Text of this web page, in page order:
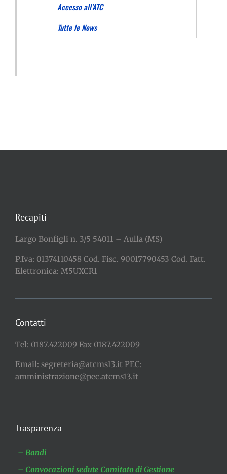
Accesso all’ATC
Tutte le News
Recapiti
Largo Bonfigli n. 3/5 54011 – Aulla (MS)
P.Iva: 01374110458 Cod. Fisc. 90017790453 Cod. Fatt.
Elettronica: M5UXCR1
Contatti
Tel: 0187.422009 Fax 0187.422009
Email: segreteria@atcms13.it PEC:
amministrazione@pec.atcms13.it
Trasparenza
– Bandi
– Convocazioni sedute Comitato di Gestione